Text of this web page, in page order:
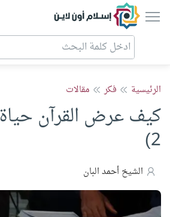
إسلام أون لاين
الرئيسية فكر مقالات
2)
الشيخ أحمد البان